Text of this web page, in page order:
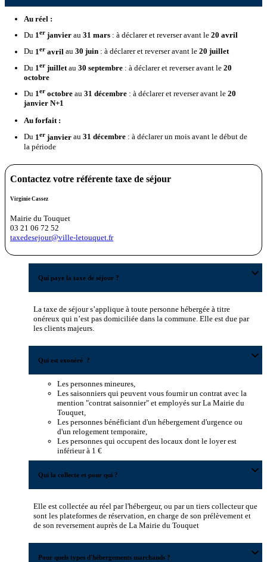
Au réel :
Du 1er janvier au 31 mars : à déclarer et reverser avant le 20 avril
Du 1er avril au 30 juin : à déclarer et reverser avant le 20 juillet
Du 1er juilletau 30 septembre : à déclarer et reverser avant le 20
octobre
Du 1er octobre au 31 décembre : à déclarer et reverser avant le 20
janvier N+1
Au forfait :
Du 1er janvier au 31 décembre : à déclarer un mois avant le début de
la période
Contactez votre référente taxe de séjour
Virginie Cassez
Mairie du Touquet
03 21 06 72 52
taxedesejour@ville-letouquet.fr
Qui paye la taxe de séjour ? expand_more
La taxe de séjour s’applique à toute personne hébergée à titre
onéreux qui n’est pas domiciliée dans la commune. Elle est due par
les clients majeurs.
Qui est exonéré ? expand_more
Les personnes mineures,
Les saisonniers qui peuvent vous fournir un contrat avec la
mention "contrat saisonnier" et employés sur La Mairie du
Touquet,
Les personnes bénéficiant d'un hébergement d'urgence ou
d'un relogement temporaire,
Les personnes qui occupent des locaux dont le loyer est
inférieur à 1 €
Qui la collecte et pour qui ? expand_more
Elle est collectée au réel par l'hébergeur, ou par un tiers collecteur que
sont les plateformes de réservation, en charge de son prélèvement et
de son reversement auprès de La Mairie du Touquet
Pour quels types d'hébergements marchands ? expand_more